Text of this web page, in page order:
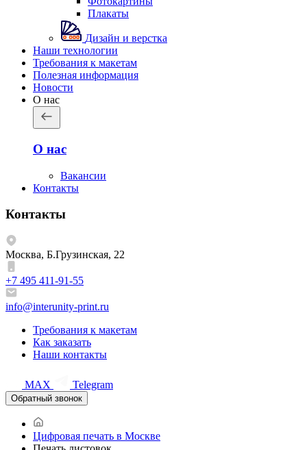
Плакаты
Дизайн и верстка
Наши технологии
Требования к макетам
Полезная информация
Новости
О нас
О нас
Вакансии
Контакты
Контакты
Москва, Б.Грузинская, 22
+7 495 411-91-55
info@interunity-print.ru
Требования к макетам
Как заказать
Наши контакты
MAX Telegram
Обратный звонок
Цифровая печать в Москве